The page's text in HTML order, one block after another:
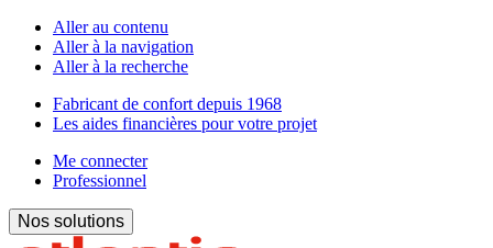
Aller au contenu
Aller à la navigation
Aller à la recherche
Fabricant de confort depuis 1968
Les aides financières pour votre projet
Me connecter
Professionnel
Nos solutions